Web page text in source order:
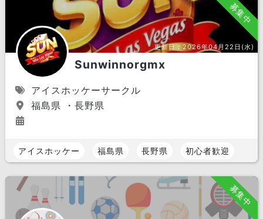
募集中
更新日：2026年04月22日(水)
Sunwinnorgmx
アイスホッケーサークル
福島県 ・長野県
アイスホッケー 福島県 長野県 初心者歓迎
募集中